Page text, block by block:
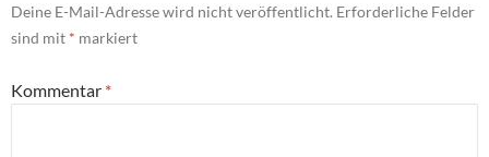
Deine E-Mail-Adresse wird nicht veröffentlicht. Erforderliche Felder
sind mit * markiert
Kommentar *